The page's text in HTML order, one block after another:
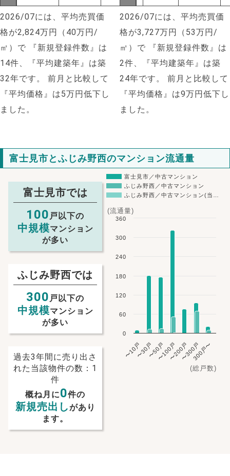
2026/07には、平均売買価
格が2,824万円（40万円/
㎡）で 『新規登録件数』は
14件、『平均建築年』は築
32年です。
前月と比較して
『平均価格』は5万円低下し
ました。
2026/07には、平均売買価
格が3,727万円（53万円/
㎡）で 『新規登録件数』は
2件、『平均建築年』は築
24年です。
前月と比較して
『平均価格』は9万円低下し
ました。
富士見市とふじみ野西のマンション流通量
富士見市では
100 戸以下の
中規模マンション
が多い
ふじみ野西では
300 戸以下の
中規模マンション
が多い
過去3年間に売り出さ
れた当該物件の数：1
件
概ね月に0件の
新規売出しがあり
ます。
(総戸数)
(流通量)
富士見市／中古マンション
ふじみ野西／中古マンション
ふじみ野西／中古マンション(当…
〜10戸〜30戸〜50戸〜100戸〜200戸〜300戸300戸〜
0
60
120
180
240
300
360